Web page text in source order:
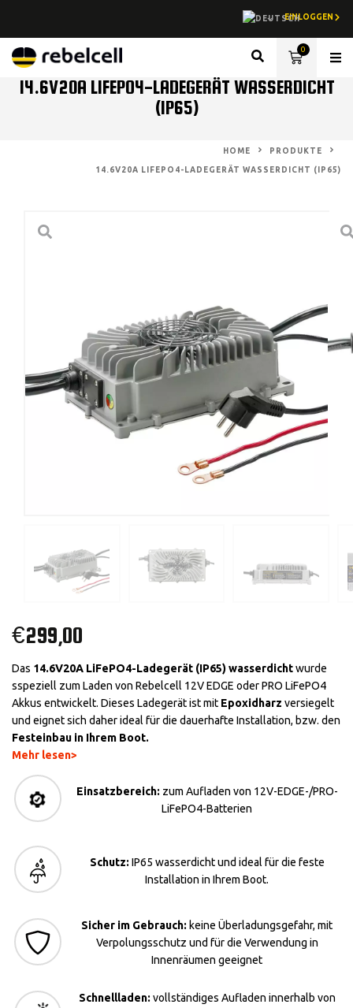
EINLOGGEN
0
14.6V20A LIFEPO4-LADEGERÄT WASSERDICHT
(IP65)
HOME PRODUKTE
14.6V20A LIFEPO4-LADEGERÄT WASSERDICHT (IP65)
€299,00
Das 14.6V20A LiFePO4-Ladegerät (IP65) wasserdichtwurde
sspeziell zum Laden von Rebelcell 12V EDGE oder PRO LiFePO4
Akkus entwickelt. Dieses Ladegerät ist mit Epoxidharz versiegelt
und eignet sich daher ideal für die dauerhafte Installation, bzw. den
Festeinbau in Ihrem Boot.
Mehr lesen>
Einsatzbereich: zum Aufladen von 12V-EDGE-/PRO-
LiFePO4-Batterien
Schutz: IP65 wasserdicht und ideal für die feste
Installation in Ihrem Boot.
Sicher im Gebrauch: keine Überladungsgefahr, mit
Verpolungsschutz und für die Verwendung in
Innenräumen geeignet
Schnellladen: vollständiges Aufladen innerhalb von